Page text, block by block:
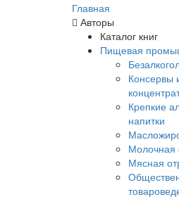
Главная
Авторы
Каталог книг
Пищевая
Консервы
Крепкие
напитки
Молочная
Мясная